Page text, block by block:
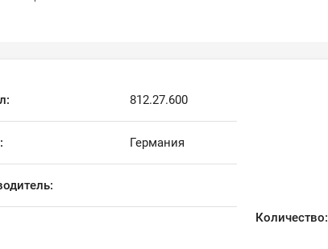
812.27.600
Германия
Количество: